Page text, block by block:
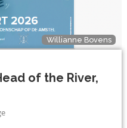
Willianne Bovens
of the River,